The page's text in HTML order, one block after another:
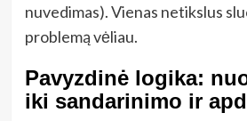
nuvedimas). Vienas netikslus
problemą vėliau.
Pavyzdinė logika:
iki sandarinimo ir